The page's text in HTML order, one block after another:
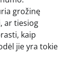
grožinę
ar tiesiog
kaip
jie yra tokie